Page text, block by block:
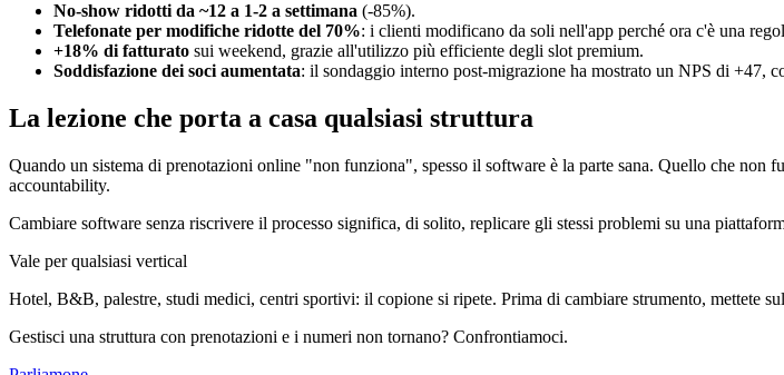
No-show ridotti da ~12 a 1-2 a settimana (-85%).
Telefonate per modifiche ridotte del 70%: i clienti modificano da soli nell'app perché ora c'è una
+18% di fatturato sui weekend, grazie all'utilizzo più efficiente degli slot premium.
Soddisfazione dei soci aumentata: il sondaggio interno post-migrazione ha mostrato un NPS di +47,
La lezione che porta a casa qualsiasi struttura
Quando un sistema di prenotazioni online "non funziona", spesso il software è la parte sana. Quello che non
accountability.
Cambiare software senza riscrivere il processo significa, di solito, replicare gli stessi problemi su una
Vale per qualsiasi vertical
Hotel, B&B, palestre, studi medici, centri sportivi: il copione si ripete. Prima di cambiare strumento, mettete
Gestisci una struttura con prenotazioni e i numeri non tornano? Confrontiamoci.